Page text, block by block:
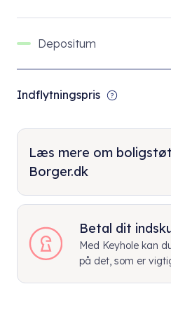
Depositum
Indflytningspris
Læs mere om
Borger.dk
Betal dit
Med Keyhole kan
på det, som er